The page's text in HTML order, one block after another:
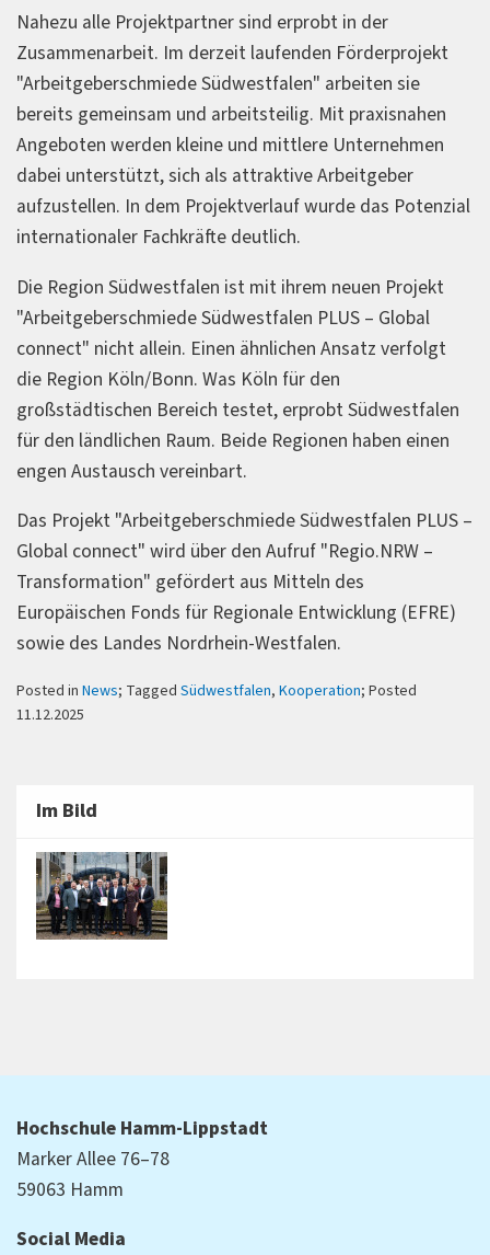
Nahezu alle Projektpartner sind erprobt in der
Zusammenarbeit. Im derzeit laufenden Förderprojekt
"Arbeitgeberschmiede Südwestfalen" arbeiten sie
bereits gemeinsam und arbeitsteilig. Mit praxisnahen
Angeboten werden kleine und mittlere Unternehmen
dabei unterstützt, sich als attraktive Arbeitgeber
aufzustellen. In dem Projektverlauf wurde das Potenzial
internationaler Fachkräfte deutlich.
Die Region Südwestfalen ist mit ihrem neuen Projekt
"Arbeitgeberschmiede Südwestfalen PLUS – Global
connect" nicht allein. Einen ähnlichen Ansatz verfolgt
die Region Köln/Bonn. Was Köln für den
großstädtischen Bereich testet, erprobt Südwestfalen
für den ländlichen Raum. Beide Regionen haben einen
engen Austausch vereinbart.
Das Projekt "Arbeitgeberschmiede Südwestfalen PLUS –
Global connect" wird über den Aufruf "Regio.NRW –
Transformation" gefördert aus Mitteln des
Europäischen Fonds für Regionale Entwicklung (EFRE)
sowie des Landes Nordrhein-Westfalen.
Posted in News; Tagged Südwestfalen, Kooperation; Posted
11.12.2025
Im Bild
Hochschule Hamm-Lippstadt
Marker Allee 76–78
59063 Hamm
Social Media